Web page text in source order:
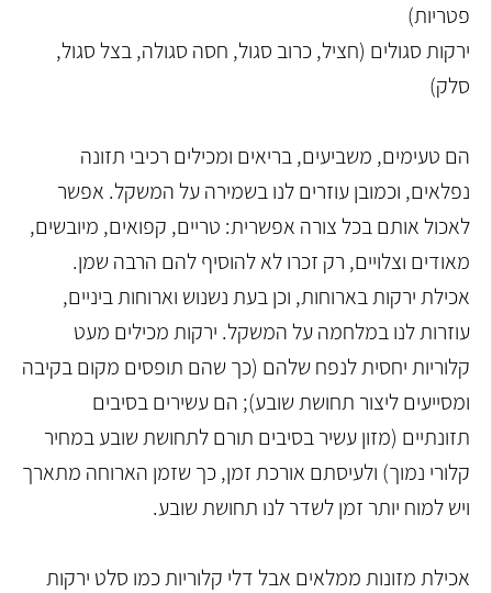
פטריות)
ירקות סגולים (חציל, כרוב סגול, חסה סגולה, בצל סגול,
סלק)
הם טעימים, משביעים, בריאים ומכילים רכיבי תזונה
נפלאים, וכמובן עוזרים לנו בשמירה על המשקל. אפשר
לאכול אותם בכל צורה אפשרית: טריים, קפואים, מיובשים,
מאודים וצלויים, רק זכרו לא להוסיף להם הרבה שמן.
אכילת ירקות בארוחות, וכן בעת נשנוש וארוחות ביניים,
עוזרות לנו במלחמה על המשקל. ירקות מכילים מעט
קלוריות יחסית לנפח שלהם (כך שהם תופסים מקום בקיבה
ומסייעים ליצור תחושת שובע); הם עשירים בסיבים
תזונתיים (מזון עשיר בסיבים תורם לתחושת שובע במחיר
קלורי נמוך) ולעיסתם אורכת זמן, כך שזמן הארוחה מתארך
ויש למוח יותר זמן לשדר לנו תחושת שובע.
אכילת מזונות ממלאים אבל דלי קלוריות כמו סלט ירקות